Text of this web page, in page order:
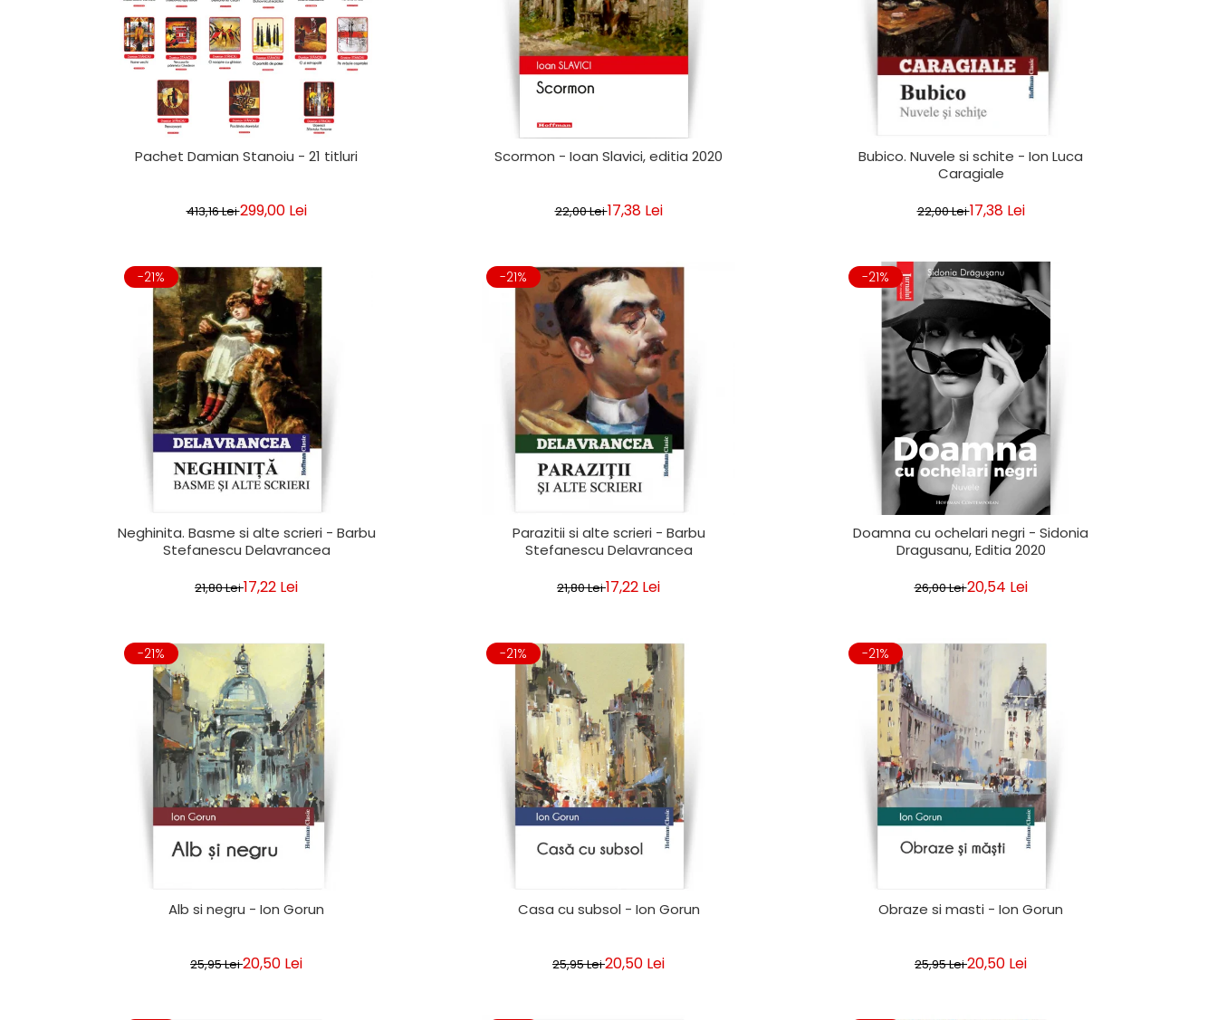
Pachet Damian Stanoiu - 21 titluri
413,16 Lei299,00 Lei
Scormon - Ioan Slavici, editia 2020
22,00 Lei17,38 Lei
Bubico. Nuvele si schite - Ion Luca
Caragiale
22,00 Lei17,38 Lei
-21%
Neghinita. Basme si alte scrieri - Barbu
Stefanescu Delavrancea
21,80 Lei17,22 Lei
-21%
Parazitii si alte scrieri - Barbu
Stefanescu Delavrancea
21,80 Lei17,22 Lei
-21%
Doamna cu ochelari negri - Sidonia
Dragusanu, Editia 2020
26,00 Lei20,54 Lei
-21%
Alb si negru - Ion Gorun
25,95 Lei20,50 Lei
-21%
Casa cu subsol - Ion Gorun
25,95 Lei20,50 Lei
-21%
Obraze si masti - Ion Gorun
25,95 Lei20,50 Lei